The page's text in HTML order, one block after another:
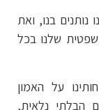
בנו, ואת
שלנו בכל
על האמון
הבלתי נלאית,